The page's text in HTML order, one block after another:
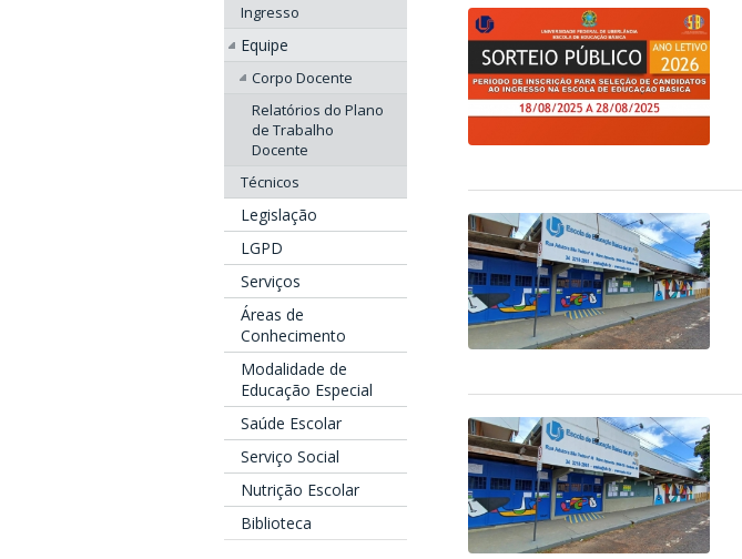
Ingresso
Equipe
Corpo Docente
Relatórios do Plano
de Trabalho
Docente
Técnicos
Legislação
LGPD
Serviços
Áreas de
Conhecimento
Modalidade de
Educação Especial
Saúde Escolar
Serviço Social
Nutrição Escolar
Biblioteca